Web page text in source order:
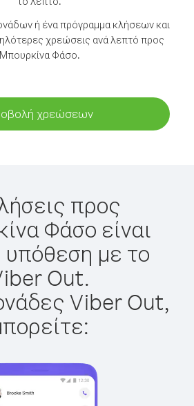
ή ένα πρόγραμμα κλήσεων και
χρεώσεις ανά λεπτό προς
Μπουρκίνα Φάσο.
χρεώσεων
προς
Φάσο είναι
υπόθεση με το
Out.
Viber Out,